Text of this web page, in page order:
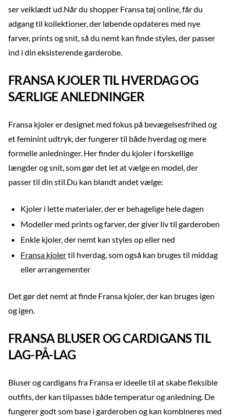
ser velklædt ud.Når du shopper Fransa tøj online, får du
adgang til kollektioner, der løbende opdateres med nye
farver, prints og snit, så du nemt kan finde styles, der passer
ind i din eksisterende garderobe.
FRANSA KJOLER TIL HVERDAG OG
SÆRLIGE ANLEDNINGER
Fransa kjoler er designet med fokus på bevægelsesfrihed og
et feminint udtryk, der fungerer til både hverdag og mere
formelle anledninger. Her finder du kjoler i forskellige
længder og snit, som gør det let at vælge en model, der
passer til din stil.Du kan blandt andet vælge:
Kjoler i lette materialer, der er behagelige hele dagen
Modeller med prints og farver, der giver liv til garderoben
Enkle kjoler, der nemt kan styles op eller ned
Fransa kjolertil hverdag, som også kan bruges til middag
eller arrangementer
Det gør det nemt at finde Fransa kjoler, der kan bruges igen
og igen.
FRANSA BLUSER OG CARDIGANS TIL
LAG-PÅ-LAG
Bluser og cardigans fra Fransa er ideelle til at skabe fleksible
outfits, der kan tilpasses både temperatur og anledning. De
fungerer godt som base i garderoben og kan kombineres med